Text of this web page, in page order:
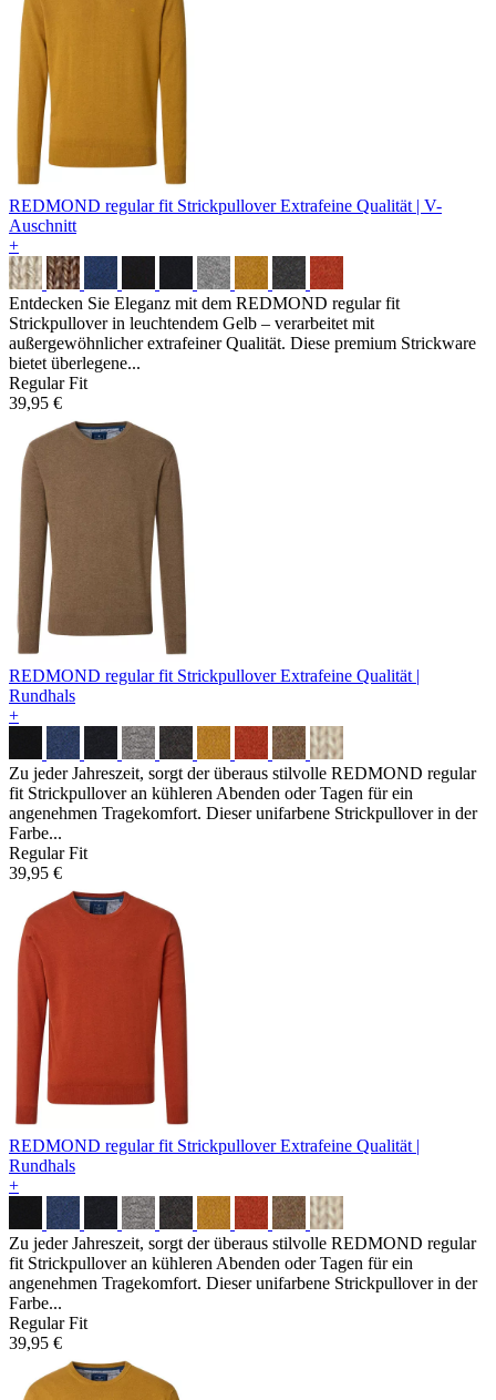
REDMOND regular fit StrickpulloverExtrafeine Qualität | V-
Auschnitt
+
Entdecken Sie Eleganz mit dem REDMOND regular fit
Strickpullover in leuchtendem Gelb – verarbeitet mit
außergewöhnlicher extrafeiner Qualität. Diese premium Strickware
bietet überlegene...
Regular Fit
39,95 €
REDMOND regular fit StrickpulloverExtrafeine Qualität |
Rundhals
+
Zu jeder Jahreszeit, sorgt der überaus stilvolle REDMOND regular
fit Strickpullover an kühleren Abenden oder Tagen für ein
angenehmen Tragekomfort. Dieser unifarbene Strickpullover in der
Farbe...
Regular Fit
39,95 €
REDMOND regular fit StrickpulloverExtrafeine Qualität |
Rundhals
+
Zu jeder Jahreszeit, sorgt der überaus stilvolle REDMOND regular
fit Strickpullover an kühleren Abenden oder Tagen für ein
angenehmen Tragekomfort. Dieser unifarbene Strickpullover in der
Farbe...
Regular Fit
39,95 €